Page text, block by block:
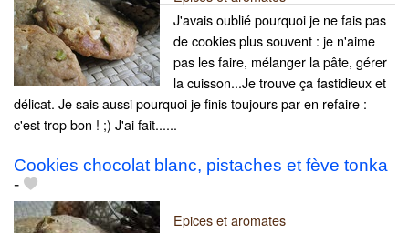
J'avais oublié pourquoi je ne fais pas
de cookies plus souvent : je n'aime
pas les faire, mélanger la pâte, gérer
la cuisson...Je trouve ça fastidieux et
délicat. Je sais aussi pourquoi je finis toujours par en refaire :
c'est trop bon ! ;) J'ai fait......
Cookies chocolat blanc, pistaches et fève tonka
-
Epices et aromates